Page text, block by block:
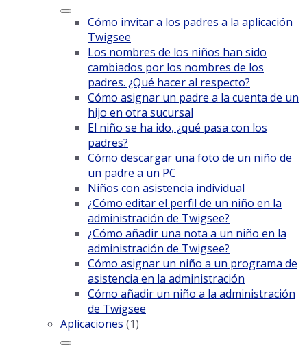
Cómo invitar a los padres a la aplicación
Twigsee
Los nombres de los niños han sido
cambiados por los nombres de los
padres. ¿Qué hacer al respecto?
Cómo asignar un padre a la cuenta de un
hijo en otra sucursal
El niño se ha ido, ¿qué pasa con los
padres?
Cómo descargar una foto de un niño de
un padre a un PC
Niños con asistencia individual
¿Cómo editar el perfil de un niño en la
administración de Twigsee?
¿Cómo añadir una nota a un niño en la
administración de Twigsee?
Cómo asignar un niño a un programa de
asistencia en la administración
Cómo añadir un niño a la administración
de Twigsee
Aplicaciones (1)